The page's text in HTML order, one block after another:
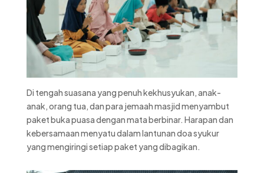
Di tengah suasana yang penuh kekhusyukan, anak-
anak, orang tua, dan para jemaah masjid menyambut
paket buka puasa dengan mata berbinar. Harapan dan
kebersamaan menyatu dalam lantunan doa syukur
yang mengiringi setiap paket yang dibagikan.